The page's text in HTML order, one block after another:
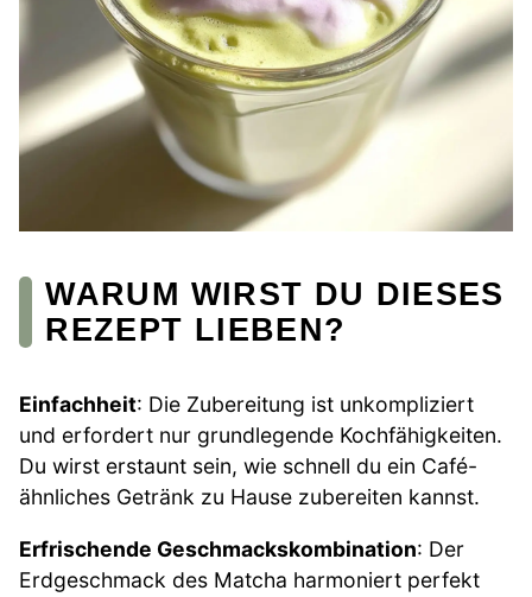
WARUM WIRST DU DIESES
REZEPT LIEBEN?
Einfachheit: Die Zubereitung ist unkompliziert
und erfordert nur grundlegende Kochfähigkeiten.
Du wirst erstaunt sein, wie schnell du ein Café-
ähnliches Getränk zu Hause zubereiten kannst.
Erfrischende Geschmackskombination: Der
Erdgeschmack des Matcha harmoniert perfekt